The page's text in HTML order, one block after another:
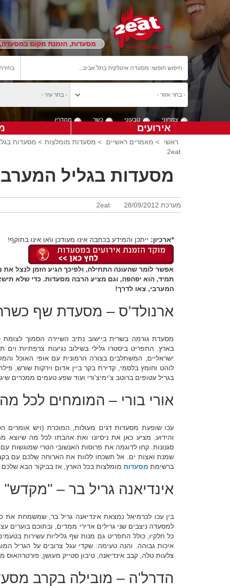
מסעדות, הזמנת מקום
צמחוני טבעוני כשר מהדרין
אירועים
ראשי > מאמרים ראשיים > מסעדות מומלצות > מסעדות
2eat
מסעדות בגליל
מערכת 2eat 28/09/2012
*ארכיון: ייתכן והמידע בכתבה אינו מעודכן ו\או אינו בתוקף!
אפשר לומר שהעונה התחילה, ולפיכך הגיע הזמן לנצל את
תמיד, הוא יפהפה, וגם מציע הרבה מסעדות. כדי שלא
המערבי, צאו לדרך!
ארנולד'ס – מסעדת שף
מסעדת גורמה בשרית ביישוב נתיב השיירה הסמוך
בארץ. התפריט ביסטרו גלילי בשילוב נגיעות צרפתיות וים
ישראליים, המשתלבים בצורה הרמונית עם אופי האוכל
לוהט וחומץ בלסמי, קדירת בקר ביין אדום וירקות שורש,
בגריל עטופים ברוטב צ'ימיצ'ורי ועוד שפע טעמים ממכרים
אורי בורי – המומחים לכל
עכו שופעת מסעדות דגים מעולות, המוכרת (ויש אומרים
והידוע, מציע כאן את ניסיונו ואת אהבתו לכל מה שיוצא
סגנונות. קחו לדוגמה את פרוסות האנשובי הטרי שמוגשות
שמנת ואצות ים. אל תשכחו ללוות את הארוחה שלכם עם
ברשימת מסעדותמומלצות בכל הארץ, אז בביקור הבא שלכם
אינדיאנה גריל בר – "מקדש"
בין עכו לכרמיאל נמצאת אינדיאנה גריל בר, שמשמחת את
למסעדה ניצבים שני גרילים אדירי ממדים, ובתוכם
כל חלקיו, כולל התפריט גם מנות שף גליליות עשירות
איכות גבוהה. והנה טעימה: שקדי עגל צרובים על הגריל
צלעות טלה, קבב אינדיאנה, טיבון סטייק מעושן, פורטרהאוס
הדרל'ה – מובילה בקרב